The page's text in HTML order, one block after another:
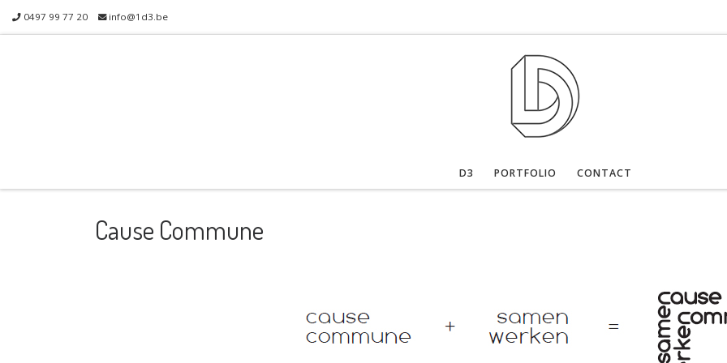
Skip to content
0497 99 77 20 info@1d3.be
D3 PORTFOLIO CONTACT
Cause Commune